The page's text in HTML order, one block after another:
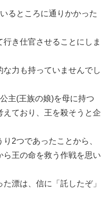
るところに通りかかった
き仕官させることにしま
力も持っていませんでし
主(王族の娘)を母に持つ
えており、王を殺そうと企
2つであったことから、
王の命を救う作戦を思い
漂は、信に「託したぞ」